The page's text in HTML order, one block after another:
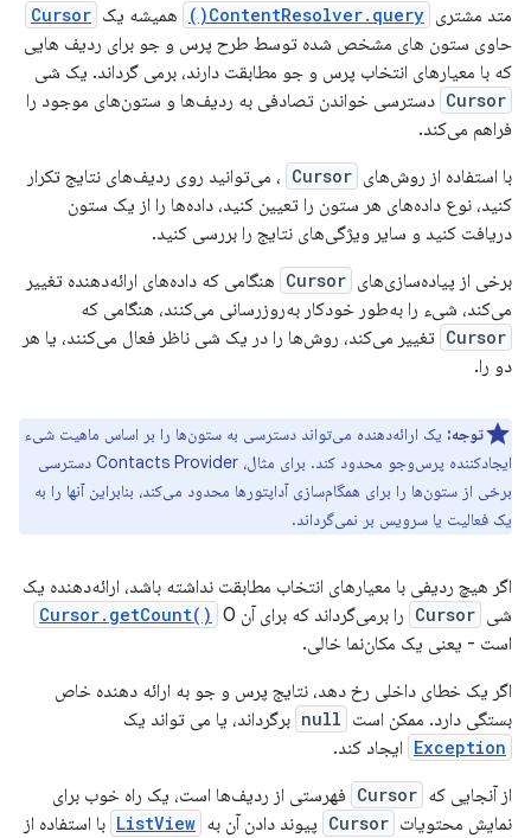
متد مشتری ContentResolver.query() همیشه یک Cursor
حاوی ستون های مشخص شده توسط طرح پرس و جو برای ردیف هایی
که با معیارهای انتخاب پرس و جو مطابقت دارند، برمی گرداند. یک شی
Cursor دسترسی خواندن تصادفی به ردیف‌ها و ستون‌های موجود را
فراهم می‌کند.
با استفاده از روش‌های Cursor ، می‌توانید روی ردیف‌های نتایج تکرار
کنید، نوع داده‌های هر ستون را تعیین کنید، داده‌ها را از یک ستون
دریافت کنید و سایر ویژگی‌های نتایج را بررسی کنید.
برخی از پیاده‌سازی‌های Cursor هنگامی که داده‌های ارائه‌دهنده تغییر
می‌کند، شیء را به‌طور خودکار به‌روزرسانی می‌کنند، هنگامی که
Cursor تغییر می‌کند، روش‌ها را در یک شی ناظر فعال می‌کنند، یا هر
دو را.
توجه: یک ارائه‌دهنده می‌تواند دسترسی به ستون‌ها را بر اساس ماهیت شیء
ایجادکننده پرس‌وجو محدود کند. برای مثال، Contacts Provider دسترسی
برخی از ستون‌ها را برای همگام‌سازی آداپتورها محدود می‌کند، بنابراین آنها را به
یک فعالیت یا سرویس بر نمی‌گرداند.
اگر هیچ ردیفی با معیارهای انتخاب مطابقت نداشته باشد، ارائه‌دهنده یک
شی Cursor را برمی‌گرداند که برای آن Cursor.getCount() 0
است - یعنی یک مکان‌نما خالی.
اگر یک خطای داخلی رخ دهد، نتایج پرس و جو به ارائه دهنده خاص
بستگی دارد. ممکن است null برگرداند، یا می تواند یک
Exception ایجاد کند.
از آنجایی که Cursor فهرستی از ردیف‌ها است، یک راه خوب برای
نمایش محتویات Cursor پیوند دادن آن به ListView با استفاده از